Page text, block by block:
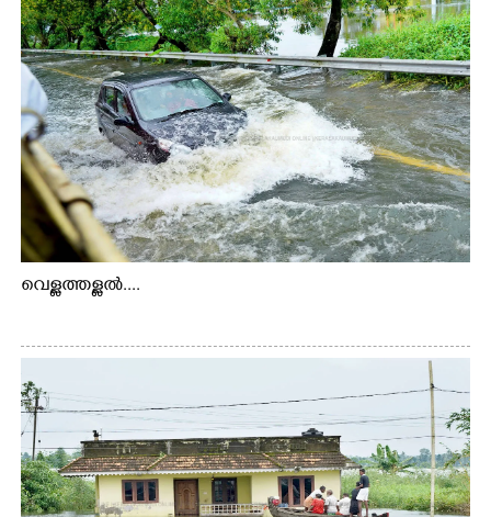
വെള്ളത്തള്ളൽ....